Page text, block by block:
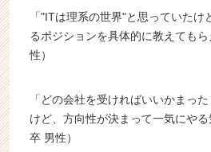
「"ITは理系の世界"と思っていた
るポジションを具体的に教えても
性）
「どの会社を受ければいいかまっ
けど、方向性が決まって一気にや
卒 男性）